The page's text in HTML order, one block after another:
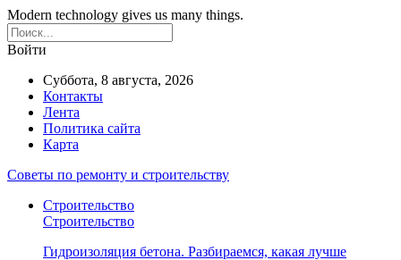
Modern technology gives us many things.
Войти
Суббота, 8 августа, 2026
Контакты
Лента
Политика сайта
Карта
Советы по ремонту и строительству
Строительство
Строительство
Гидроизоляция бетона. Разбираемся, какая лучше